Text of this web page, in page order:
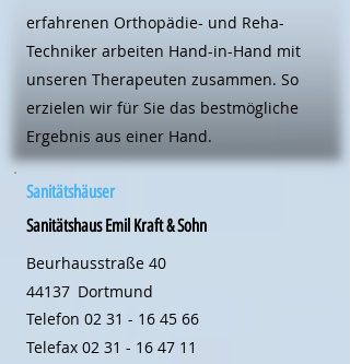
erfahrenen Orthopädie- und Reha-
Techniker arbeiten Hand-in-Hand mit
unseren Therapeuten zusammen. So
erzielen wir für Sie das bestmögliche
Ergebnis aus einer Hand.
Sanitätshäuser
Sanitätshaus Emil Kraft & Sohn
Beurhausstraße 40
44137 Dortmund
Telefon 02 31 - 16 45 66
Telefax 02 31 - 16 47 11